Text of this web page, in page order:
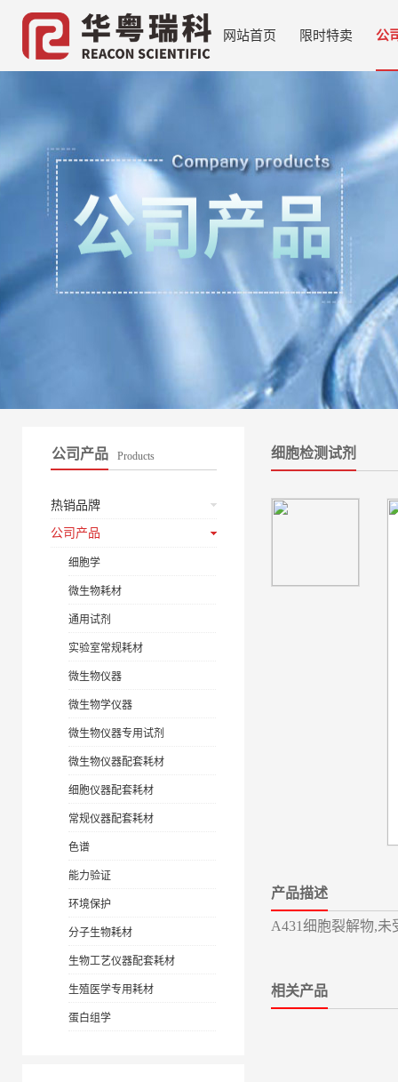
网站首页 限时特卖 公
公司产品 Products
热销品牌
公司产品
细胞学
微生物耗材
通用试剂
实验室常规耗材
微生物仪器
微生物学仪器
微生物仪器专用试剂
微生物仪器配套耗材
细胞仪器配套耗材
常规仪器配套耗材
色谱
能力验证
环境保护
分子生物耗材
生物工艺仪器配套耗材
生殖医学专用耗材
蛋白组学
细胞检测试剂
产品描述
A431细胞裂解物,未
相关产品